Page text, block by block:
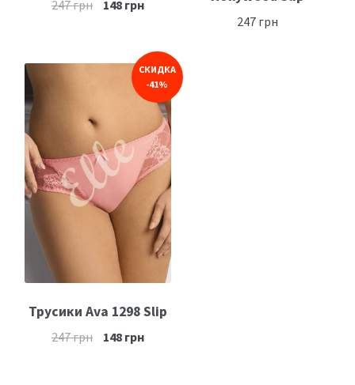
247грн 148грн
247грн
Трусики Ava 1298 Slip
СКИДКА
-41%
247грн 148грн